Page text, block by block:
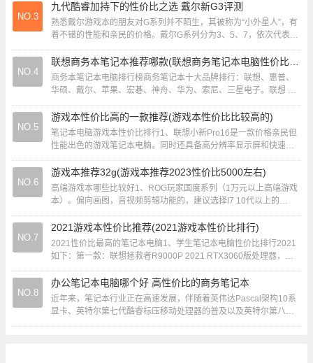
NO.3
九代酷睿加持下的性价比之选 戴尔新G3评测
熟悉戴尔游戏本的朋友对G系列并不陌生，其被称为“小外星人”，有
着不错的性能和亲民的价格。戴尔G系列分为3、5、7，依次代表入
门、中端和高端，价格也从低到高上升。...
NO.4
商务本笔记本电脑排行榜商务笔记本十大品牌排行：联想、惠普、
华硕、戴尔、苹果、宏碁、神舟、华为、索尼、三星电子。联想 联
想是笔记本电脑排名前十的品牌之一，成立于1...
NO.5
游戏本性价比高的一款推荐(游戏本性价比比较高的)
笔记本电脑游戏本性价比排行1、联想小新Pro16是一款价格亲民但
性能出色的游戏笔记本电脑。同时还具备高分辨率显示屏和快速的
存储设备，它搭载了英特尔的第11代酷睿...
NO.6
游戏本推荐32g(游戏本推荐2023性价比5000左右)
高端游戏本哪些比较好1、ROG玩家国度系列（1万元以上高端游戏
本）。偏向画图，音视频剪辑功能的，建议选择I7 10代以上的
cpu，显卡只要不太拖后腿都行，内存8...
NO.7
2021游戏本性价比推荐(2021游戏本性价比排行)
2021性价比最高的笔记本电脑1、学生笔记本电脑性价比排行2021
如下：第一款：联想拯救者R9000P 2021 RTX3060版处理器，联
想拯救者R9000P...
NO.8
办公笔记本电脑哪个好 高性价比的商务笔记本
近年来，笔记本行业正在高速发展，伴随着英伟达Pascal架构10系
显卡、英特尔第七代酷睿标压移动处理器的普及以及英特尔第八代
酷睿低压处理器的上市，笔记本电脑在性...